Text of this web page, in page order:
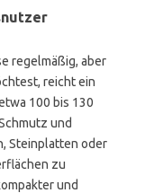
regelmäßig, aber
reicht ein
100 bis 130
und
Steinplatten oder
zu
und